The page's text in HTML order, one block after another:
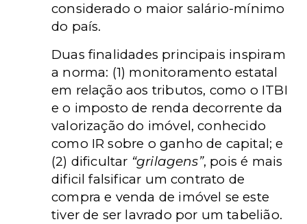
considerado o maior salário-mínimo
do país.
Duas finalidades principais inspiram
a norma: (1) monitoramento estatal
em relação aos tributos, como o ITBI
e o imposto de renda decorrente da
valorização do imóvel, conhecido
como IR sobre o ganho de capital; e
(2) dificultar “grilagens”, pois é mais
dificil falsificar um contrato de
compra e venda de imóvel se este
tiver de ser lavrado por um tabelião.